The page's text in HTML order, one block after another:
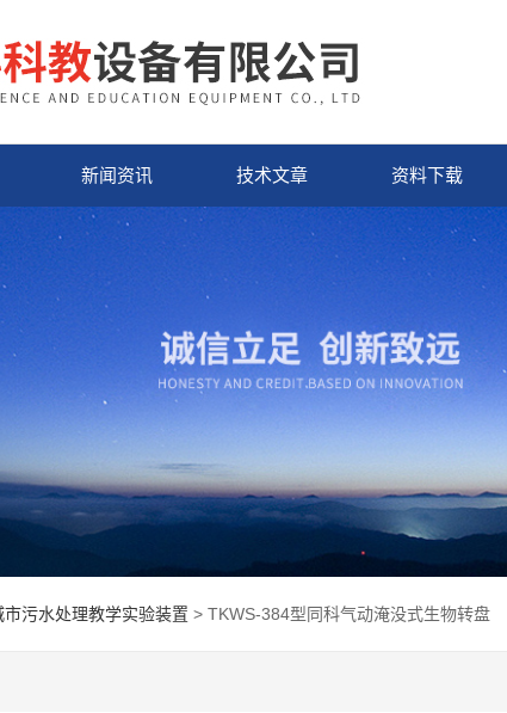
新闻资讯 技术文章 资料下载
市污水处理教学实验装置 > TKWS-384型同科气动淹没式生物转盘